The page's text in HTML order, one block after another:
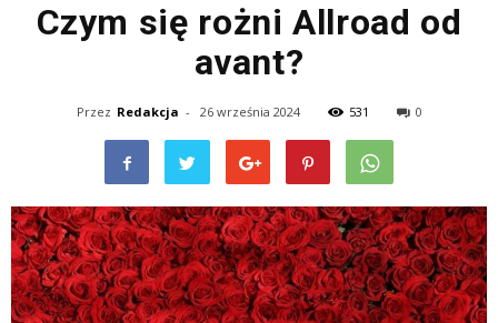
Czym się rożni Allroad od
avant?
Przez Redakcja - 26 września 2024 531 0